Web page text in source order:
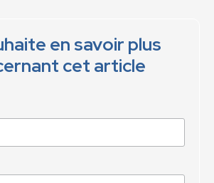
en savoir plus
cet article